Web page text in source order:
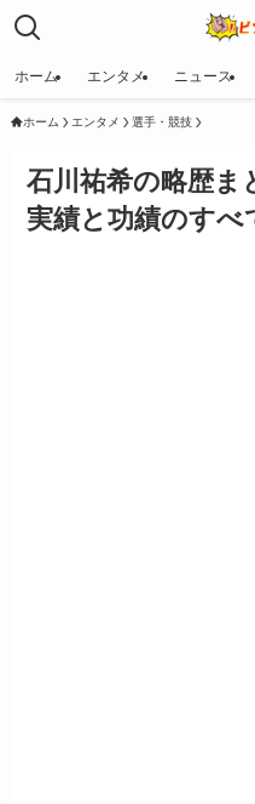
ホーム エンタメ ニュース
ホーム エンタメ 選手・競技
石川祐希の略歴ま
実績と功績のすべ